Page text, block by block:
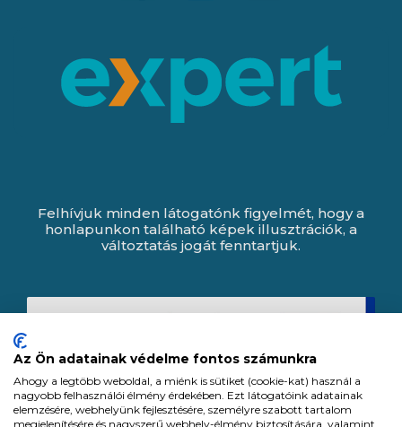
Felhívjuk minden látogatónk figyelmét, hogy a
honlapunkon található képek illusztrációk, a
változtatás jogát fenntartjuk.
Az Ön adatainak védelme fontos számunkra
Ahogy a legtöbb weboldal, a miénk is sütiket (cookie-kat) használ a
nagyobb felhasználói élmény érdekében. Ezt látogatóink adatainak
elemzésére, webhelyünk fejlesztésére, személyre szabott tartalom
megjelenítésére és nagyszerű webhely-élmény biztosítására, valamint